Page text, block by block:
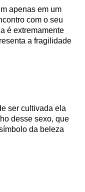
apenas em um
com o seu
é extremamente
a fragilidade
ser cultivada ela
desse sexo, que
da beleza